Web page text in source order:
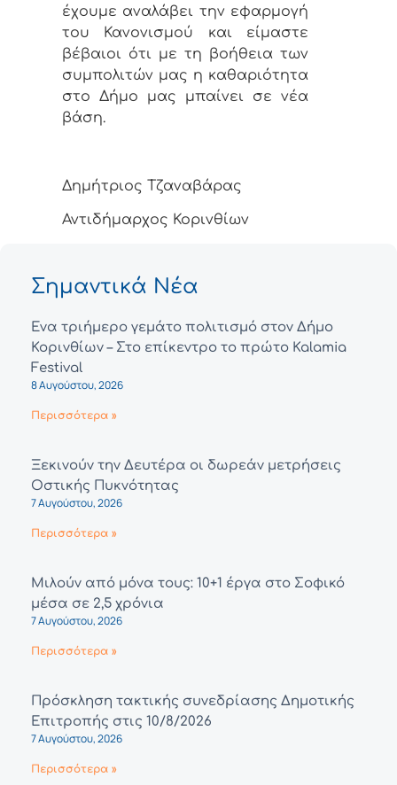
έχουμε αναλάβει την εφαρμογή
του Κανονισμού και είμαστε
βέβαιοι ότι με τη βοήθεια των
συμπολιτών μας η καθαριότητα
στο Δήμο μας μπαίνει σε νέα
βάση.
Δημήτριος Τζαναβάρας
Αντιδήμαρχος Κορινθίων
Σημαντικά Νέα
Ένα τριήμερο γεμάτο πολιτισμό στον Δήμο
Κορινθίων – Στο επίκεντρο το πρώτο Kalamia
Festival
8 Αυγούστου, 2026
Περισσότερα »
Ξεκινούν την Δευτέρα οι δωρεάν μετρήσεις
Οστικής Πυκνότητας
7 Αυγούστου, 2026
Περισσότερα »
Μιλούν από μόνα τους: 10+1 έργα στο Σοφικό
μέσα σε 2,5 χρόνια
7 Αυγούστου, 2026
Περισσότερα »
Πρόσκληση τακτικής συνεδρίασης Δημοτικής
Επιτροπής στις 10/8/2026
7 Αυγούστου, 2026
Περισσότερα »